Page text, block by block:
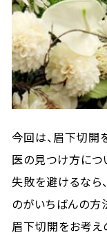
今回は、眉下切開
医の見つけ方につ
失敗を避けるなら
のがいちばんの方
眉下切開をお考え